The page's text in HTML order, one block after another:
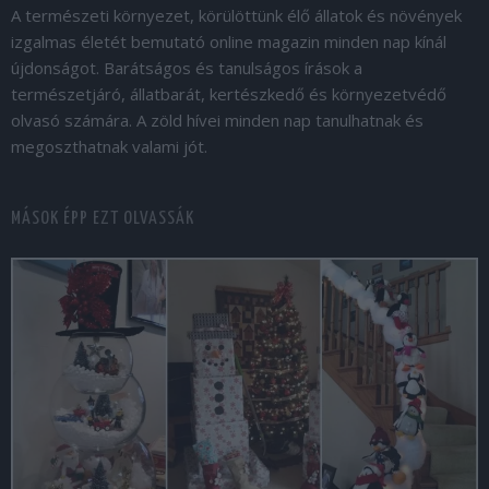
A természeti környezet, körülöttünk élő állatok és növények
izgalmas életét bemutató online magazin minden nap kínál
újdonságot. Barátságos és tanulságos írások a
természetjáró, állatbarát, kertészkedő és környezetvédő
olvasó számára. A zöld hívei minden nap tanulhatnak és
megoszthatnak valami jót.
MÁSOK ÉPP EZT OLVASSÁK